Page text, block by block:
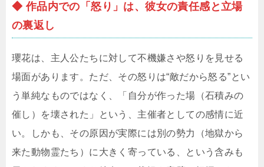
◆ 作品内での「怒り」は、彼女の責任感と立場
の裏返し
瓔花は、主人公たちに対して不機嫌さや怒りを見せる
場面があります。ただ、その怒りは“敵だから怒る”とい
う単純なものではなく、「自分が作った場（石積みの
催し）を壊された」という、主催者としての感情に近
い。しかも、その原因が実際には別の勢力（地獄から
来た動物霊たち）に大きく寄っている、という含みも